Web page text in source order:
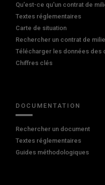
Qu'est-ce qu'un contrat de
Textes réglementaires
Carte de situation
Rechercher un contrat de
Télécharger les données des
Chiffres clés
DOCUMENTATION
Rechercher un document
Textes réglementaires
Guides méthodologiques